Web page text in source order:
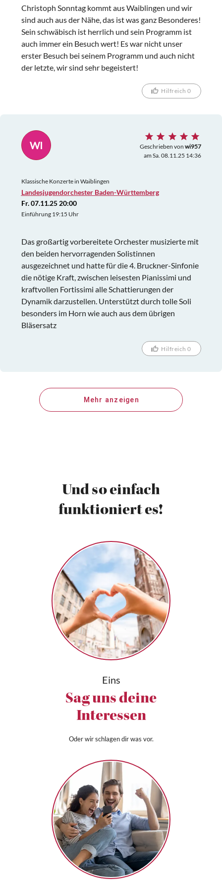
Umsetzung eines zwar blutrünstigen, aber immerhin
der Weltliteratur zuzuordnenden Werkes und seiner
schauspielerischen Interpretation. Zudem verließen
die Schauspieler mitten in der Vorstellung die Bühne,
um an unterschiedlichen Plätzen im Publikum
dümmliche "Kinderquiz"-Fragen zu stellen, die sie im
schließlich zur Bühne zurückkehrten, um bis zur
Mäntel und Jacken aushändigen zu lassen und
vorzeitig das Event zu verlassen. Ein enttäuschender
rücksichtslosen Machtanspruch und den seiner
Geliebten und Gefolgschaft eigentlich verkörpern
sollte, meiner Ansicht nach nur völlig unzureichend
Christoph Sonntag kommt aus Waiblingen und wir
sind auch aus der Nähe, das ist was ganz Besonderes!
Sein schwäbisch ist herrlich und sein Programm ist
auch immer ein Besuch wert! Es war nicht unser
erster Besuch bei seinem Programm und auch nicht
der letzte, wir sind sehr begeistert!
Hilfreich 0
WI Geschrieben von wi957
am Sa. 08.11.25 14:36
Klassische Konzerte in Waiblingen
Landesjugendorchester Baden-Württemberg
Fr. 07.11.25 20:00
Einführung 19:15 Uhr
Das großartig vorbereitete Orchester musizierte mit
den beiden hervorragenden Solistinnen
ausgezeichnet und hatte für die 4. Bruckner-Sinfonie
die nötige Kraft, zwischen leisesten Pianissimi und
kraftvollen Fortissimi alle Schattierungen der
Dynamik darzustellen. Unterstützt durch tolle Soli
besonders im Horn wie auch aus dem übrigen
Bläsersatz
Hilfreich 0
Mehr anzeigen
Und so einfach
funktioniert es!
Eins
Sag uns deine
Interessen
Oder wir schlagen dir was vor.